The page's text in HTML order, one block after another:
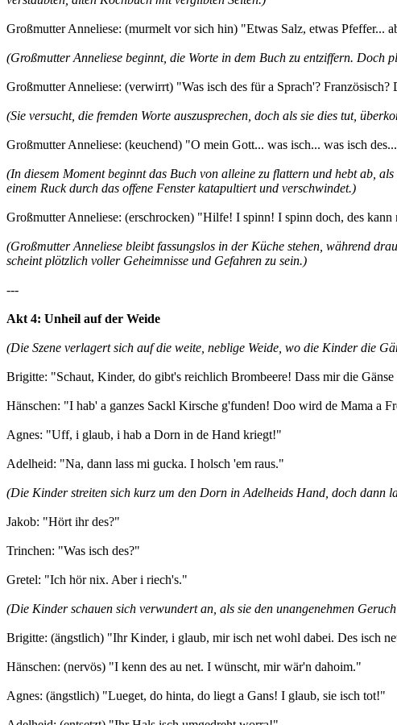
Großmutter Anneliese: (murmelt vor sich hin) "Etwas Salz, etwas Pfeffer...
(Großmutter Anneliese beginnt, die Worte in dem Buch zu entziffern. Doch
Großmutter Anneliese: (verwirrt) "Was isch des für a Sprach'? Französisch?
(Sie versucht, die fremden Worte auszusprechen, doch als sie dies tut,
Großmutter Anneliese: (keuchend) "O mein Gott... was isch... was isch
(In diesem Moment beginnt das Buch von alleine zu flattern und hebt ab,
einem Ruck durch das offene Fenster katapultiert und verschwindet.)
Großmutter Anneliese: (erschrocken) "Hilfe! I spinn! I spinn doch, des kann
(Großmutter Anneliese bleibt fassungslos in der Küche stehen, während
scheint plötzlich voller Geheimnisse und Gefahren zu sein.)
---
Akt 4: Unheil auf der Weide
(Die Szene verlagert sich auf die weite, neblige Weide, wo die Kinder die
Brigitte: "Schaut, Kinder, do gibt's reichlich Brombeere! Dass mir die
Hänschen: "I hab' a ganzes Sackl Kirsche g'funden! Doo wird de Mama a
Agnes: "Uff, i glaub, i hab a Dorn in de Hand kriegt!"
Adelheid: "Na, dann lass mi gucka. I holsch 'em raus."
(Die Kinder streiten sich kurz um den Dorn in Adelheids Hand, doch dann
Jakob: "Hört ihr des?"
Trinchen: "Was isch des?"
Gretel: "Ich hör nix. Aber i riech's."
(Die Kinder schauen sich verwundert an, als sie den unangenehmen
Brigitte: (ängstlich) "Ihr Kinder, i glaub, mir isch net wohl dabei. Des isch
Hänschen: (nervös) "I kenn des au net. I wünscht, mir wär'n dahoim."
Agnes: (ängstlich) "Lueget, do hinta, do liegt a Gans! I glaub, sie isch tot!"